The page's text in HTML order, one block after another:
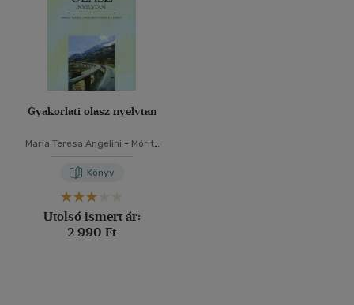
Gyakorlati olasz nyelvtan
Maria Teresa Angelini - Móritz
Könyv
Utolsó ismert ár:
2 990 Ft